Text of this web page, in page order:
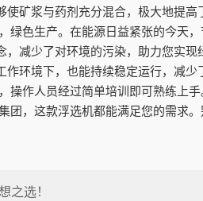
矿浆与药剂充分混合，极大地提
色生产。在能源日益紧张的今天
减少了对环境的污染，助力您实
环境下，也能持续稳定运行，减
作人员经过简单培训即可熟练上
，这款浮选机都能满足您的需求
选！